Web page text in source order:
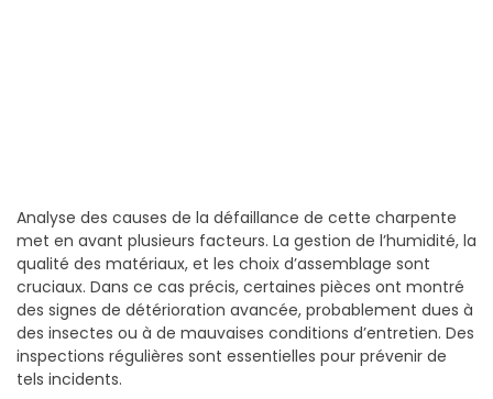
Analyse des causes de la défaillance de cette charpente
met en avant plusieurs facteurs. La gestion de l’humidité, la
qualité des matériaux, et les choix d’assemblage sont
cruciaux. Dans ce cas précis, certaines pièces ont montré
des signes de détérioration avancée, probablement dues à
des insectes ou à de mauvaises conditions d’entretien. Des
inspections régulières sont essentielles pour prévenir de
tels incidents.